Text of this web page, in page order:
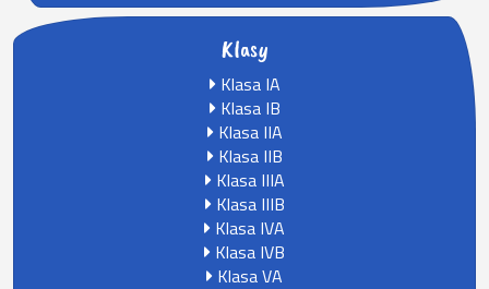
Klasy
Klasa IA
Klasa IB
Klasa IIA
Klasa IIB
Klasa IIIA
Klasa IIIB
Klasa IVA
Klasa IVB
Klasa VA